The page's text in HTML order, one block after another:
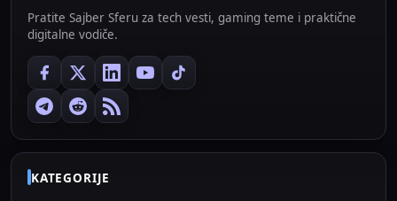
Pratite Sajber Sferu za tech vesti, gaming teme i praktične
digitalne vodiče.
KATEGORIJE